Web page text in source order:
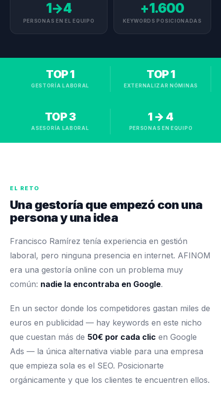
1→4
PERSONAS EN EL EQUIPO
+1.600
KEYWORDS POSICIONADAS
TOP 1
GESTORÍA LABORAL
TOP 1
EXTERNALIZAR NÓMINAS
TOP 3
ASESORÍA LABORAL
1 → 4
PERSONAS EN EQUIPO
EL RETO
Una gestoría que empezó con una
persona y una idea
Francisco Ramírez tenía experiencia en gestión
laboral, pero ninguna presencia en internet. AFINOM
era una gestoría online con un problema muy
común: nadie la encontraba en Google.
En un sector donde los competidores gastan miles de
euros en publicidad — hay keywords en este nicho
que cuestan más de 50€ por cada clic en Google
Ads — la única alternativa viable para una empresa
que empieza sola es el SEO. Posicionarte
orgánicamente y que los clientes te encuentren ellos.